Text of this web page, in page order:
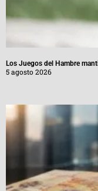
Los Juegos del Hambre
5 agosto 2026